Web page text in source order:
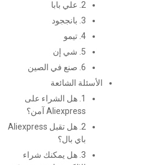
2. علي بابا
3. بانججود
4. تيمو
5. شي إن
6. صنع في الصين
الأسئلة الشائعة
1. هل الشراء على
Aliexpress آمن؟
2. هل تقبل Aliexpress
باي بال؟
3. هل يمكنك شراء